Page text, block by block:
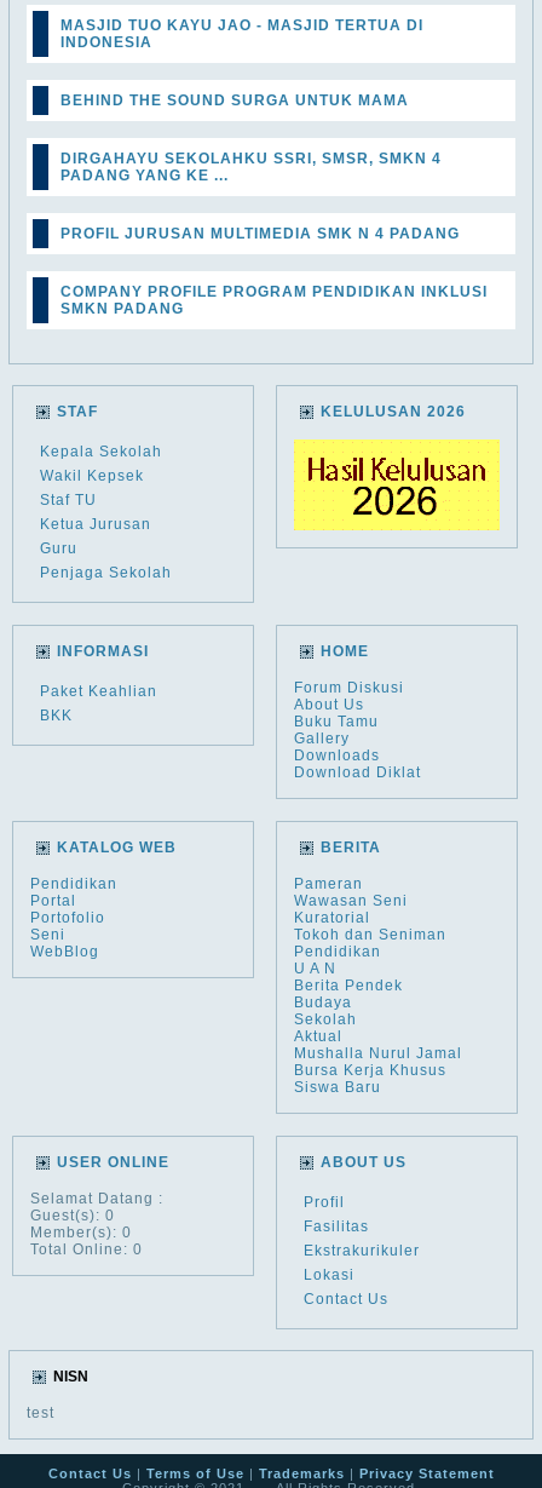
MASJID TUO KAYU JAO - MASJID TERTUA DI
INDONESIA
BEHIND THE SOUND SURGA UNTUK MAMA
DIRGAHAYU SEKOLAHKU SSRI, SMSR, SMKN 4
PADANG YANG KE ...
PROFIL JURUSAN MULTIMEDIA SMK N 4 PADANG
COMPANY PROFILE PROGRAM PENDIDIKAN INKLUSI
SMKN PADANG
STAF
Kepala Sekolah
Wakil Kepsek
Staf TU
Ketua Jurusan
Guru
Penjaga Sekolah
KELULUSAN 2026
INFORMASI
Paket Keahlian
BKK
HOME
Forum Diskusi
About Us
Buku Tamu
Gallery
Downloads
Download Diklat
KATALOG WEB
Pendidikan
Portal
Portofolio
Seni
WebBlog
BERITA
Pameran
Wawasan Seni
Kuratorial
Tokoh dan Seniman
Pendidikan
U A N
Berita Pendek
Budaya
Sekolah
Aktual
Mushalla Nurul Jamal
Bursa Kerja Khusus
Siswa Baru
USER ONLINE
Selamat Datang :
Guest(s): 0
Member(s): 0
Total Online: 0
ABOUT US
Profil
Fasilitas
Ekstrakurikuler
Lokasi
Contact Us
NISN
test
Contact Us | Terms of Use | Trademarks | Privacy Statement